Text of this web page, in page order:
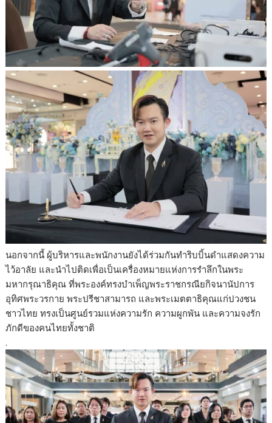
นอกจากนี้ ผู้บริหารและพนักงานยังได้ร่วมกันทำริบบิ้นดำแสดงความ
ไว้อาลัย และนำไปติดเพื่อเป็นเครื่องหมายแห่งการรำลึกในพระ
มหากรุณาธิคุณ ที่พระองค์ทรงบำเพ็ญพระราชกรณียกิจนานัปการ
อุทิศพระวรกาย พระปรีชาสามารถ และพระเมตตาธิคุณแก่ปวงชน
ชาวไทย ทรงเป็นศูนย์รวมแห่งความรัก ความผูกพัน และความจงรัก
ภักดีของคนไทยทั้งชาติ
.